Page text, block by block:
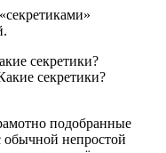
секретики?
секретики?
подобранные
обычной непростой